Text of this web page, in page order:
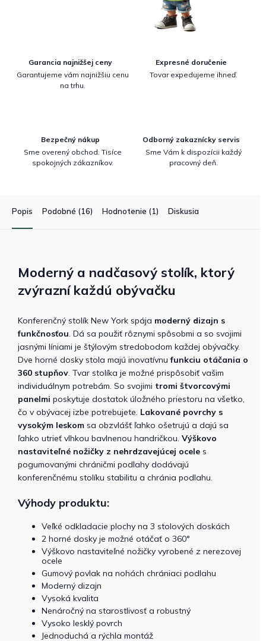
Garancia najnižšej ceny
Garantujeme vám najnižšiu cenu
na trhu.
Expresné doručenie
Tovar expedujeme ihneď.
Bezpečný nákup
Sme overený obchod. Tisíce
spokojných zákazníkov.
Odborný zakaznícky servis
Sme Vám k dispozícii každý
pracovný deň.
Popis Podobné (16) Hodnotenie (1) Diskusia
Moderný a nadčasový stolík, ktorý
zvýrazní každú obývačku
Konferenčný stolík New York spája moderný dizajn s
funkčnosťou . Dá sa použiť rôznymi spôsobmi a so svojimi
jasnými líniami je štýlovým stredobodom každej obývačky.
Dve horné dosky stola majú inovatívnufunkciu otáčania o
360 stupňov . Tvar stolíka je možné prispôsobiť vašim
individuálnym potrebám. So svojimi tromi štvorcovými
panelmi poskytuje dostatok úložného priestoru na všetko,
čo v obývacej izbe potrebujete. Lakované povrchy s
vysokým leskom sa obzvlášť ľahko ošetrujú a dajú sa
ľahko utrieť vlhkou bavlnenou handričkou. Výškovo
nastaviteľné nožičky z nehrdzavejúcej ocele s
pogumovanými chráničmi podlahy dodávajú
konferenčnému stolíku stabilitu a chránia podlahu.
Výhody produktu:
Veľké odkladacie plochy na 3 stolových doskách
2 horné dosky je možné otáčať o 360°
Výškovo nastaviteľné nožičky vyrobené z nerezovej
ocele
Gumový povlak na nohách chrániaci podlahu
Moderný dizajn
Vysoká kvalita
Nenáročný na starostlivosť a robustný
Vysoko lesklý povrch
Jednoduchá a rýchla montáž